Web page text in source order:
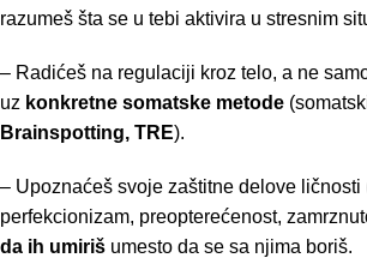
razumeš šta se u tebi aktivira u stresnim
– Radićeš na regulaciji kroz telo, a ne
uz konkretne somatske metode
Brainspotting, TRE).
– Upoznaćeš svoje zaštitne delove ličnosti
perfekcionizam, preopterećenost,
da ih umiriš umesto da se sa njima boriš.